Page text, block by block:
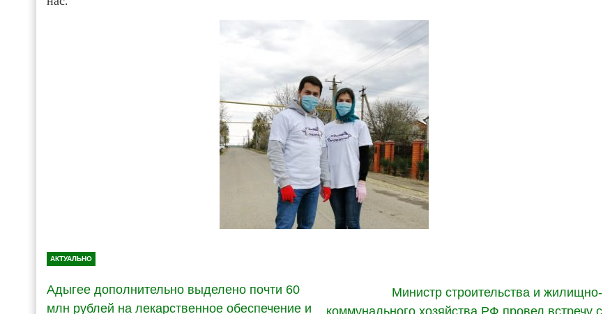
АКТУАЛЬНО
Адыгее дополнительно выделено почти 60
млн рублей на лекарственное обеспечение и
Министр строительства и жилищно-
коммунального хозяйства РФ провел встречу с